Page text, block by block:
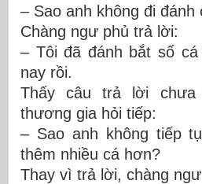
– Sao anh không đi đánh
Chàng ngư phủ trả lời:
– Tôi đã đánh bắt số
nay rồi.
Thấy câu trả lời chưa
thương gia hỏi tiếp:
– Sao anh không tiếp
thêm nhiều cá hơn?
Thay vì trả lời, chàng